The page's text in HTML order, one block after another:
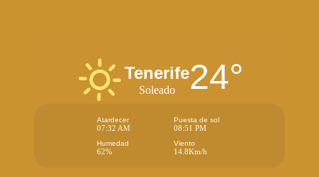
Tenerife
Soleado 24°
Atardecer
07:32 AM
Puesta de sol
08:51 PM
Humedad
62%
Viento
14.8Km/h